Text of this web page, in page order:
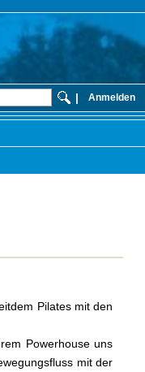
| Anmelden
Pilates mit den
Powerhouse uns
mit der